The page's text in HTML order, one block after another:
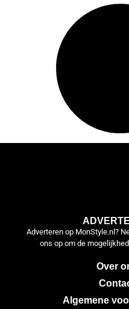
Adverteren op MonStyle.nl?
ons op om de
Over
Algemene